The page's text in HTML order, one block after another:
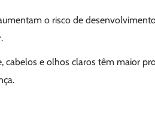
o risco de
e olhos claros têm maior